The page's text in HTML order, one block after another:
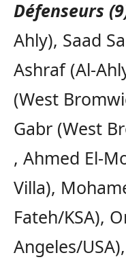
Défenseurs
Ahly), Saad
Ashraf (Al-
(West
Gabr (West
, Ahmed El-
Villa),
Fateh/KSA),
Angeles/